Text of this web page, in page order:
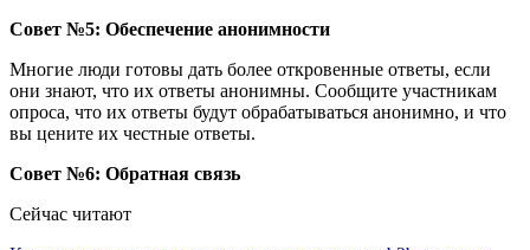
Совет №5: Обеспечение анонимности
Многие люди готовы дать более откровенные ответы, если
они знают, что их ответы анонимны. Сообщите участникам
опроса, что их ответы будут обрабатываться анонимно, и что
вы цените их честные ответы.
Совет №6: Обратная связь
Сейчас читают